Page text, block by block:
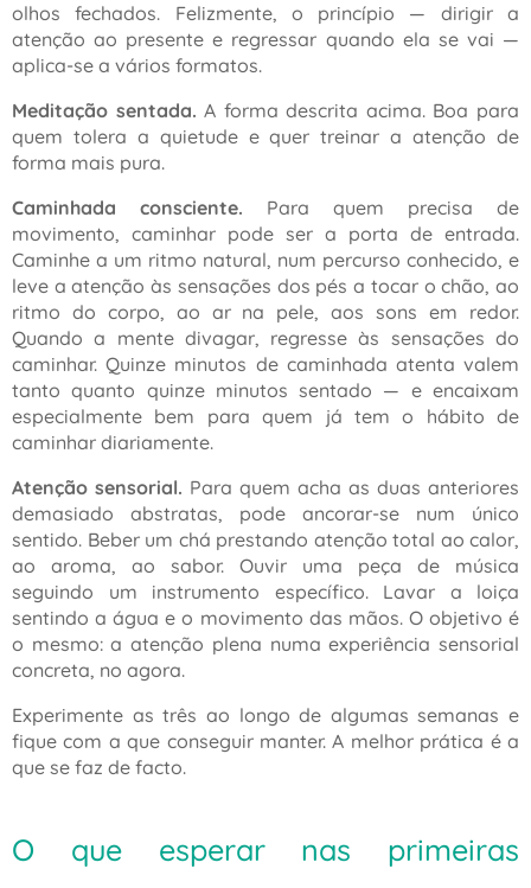
olhos fechados. Felizmente, o princípio — dirigir a
atenção ao presente e regressar quando ela se vai —
aplica-se a vários formatos.
Meditação sentada.A forma descrita acima. Boa para
quem tolera a quietude e quer treinar a atenção de
forma mais pura.
Caminhada consciente. Para quem precisa de
movimento, caminhar pode ser a porta de entrada.
Caminhe a um ritmo natural, num percurso conhecido, e
leve a atenção às sensações dos pés a tocar o chão, ao
ritmo do corpo, ao ar na pele, aos sons em redor.
Quando a mente divagar, regresse às sensações do
caminhar. Quinze minutos de caminhada atenta valem
tanto quanto quinze minutos sentado — e encaixam
especialmente bem para quem já tem o hábito de
caminhar diariamente.
Atenção sensorial. Para quem acha as duas anteriores
demasiado abstratas, pode ancorar-se num único
sentido. Beber um chá prestando atenção total ao calor,
ao aroma, ao sabor. Ouvir uma peça de música
seguindo um instrumento específico. Lavar a loiça
sentindo a água e o movimento das mãos. O objetivo é
o mesmo: a atenção plena numa experiência sensorial
concreta, no agora.
Experimente as três ao longo de algumas semanas e
fique com a que conseguir manter. A melhor prática é a
que se faz de facto.
O que esperar nas primeiras